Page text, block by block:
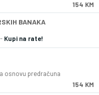
154 KM
BANAKA
Kupi na rate!
osnovu predračuna
154 KM